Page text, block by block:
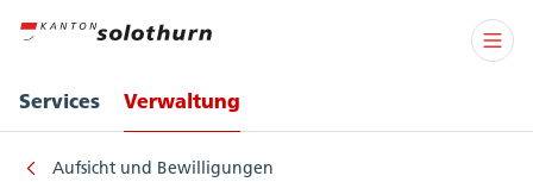
Services Verwaltung
Aufsicht und Bewilligungen